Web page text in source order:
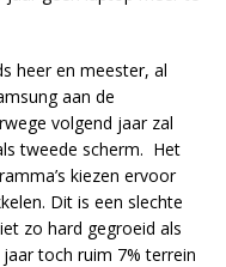
heer en meester, al
aan de
volgend jaar zal
tweede scherm. Het
kiezen ervoor
Dit is een slechte
zo hard gegroeid als
toch ruim 7% terrein